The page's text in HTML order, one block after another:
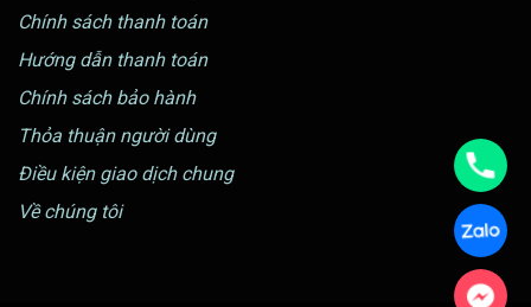
Chính sách thanh toán
Hướng dẫn thanh toán
Chính sách bảo hành
Thỏa thuận người dùng
Điều kiện giao dịch chung
Về chúng tôi